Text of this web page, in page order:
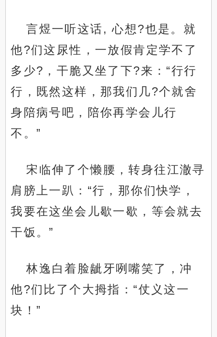
言煜一听这话, 心想?也是。就
他?们这尿性，一放假肯定学不了
多少?，干脆又坐了下?来：“行行
行，既然这样，那我们几?个就舍
身陪病号吧，陪你再学会儿行
不。”
宋临伸了个懒腰，转身往江澈寻
肩膀上一趴：“行，那你们快学，
我要在这坐会儿歇一歇，等会就去
干饭。”
林逸白着脸龇牙咧嘴笑了，冲
他?们比了个大拇指：“仗义这一
块！”